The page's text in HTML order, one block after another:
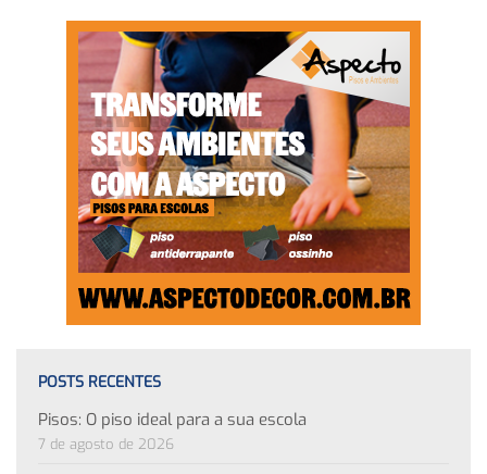
POSTS RECENTES
Pisos: O piso ideal para a sua escola
7 de agosto de 2026